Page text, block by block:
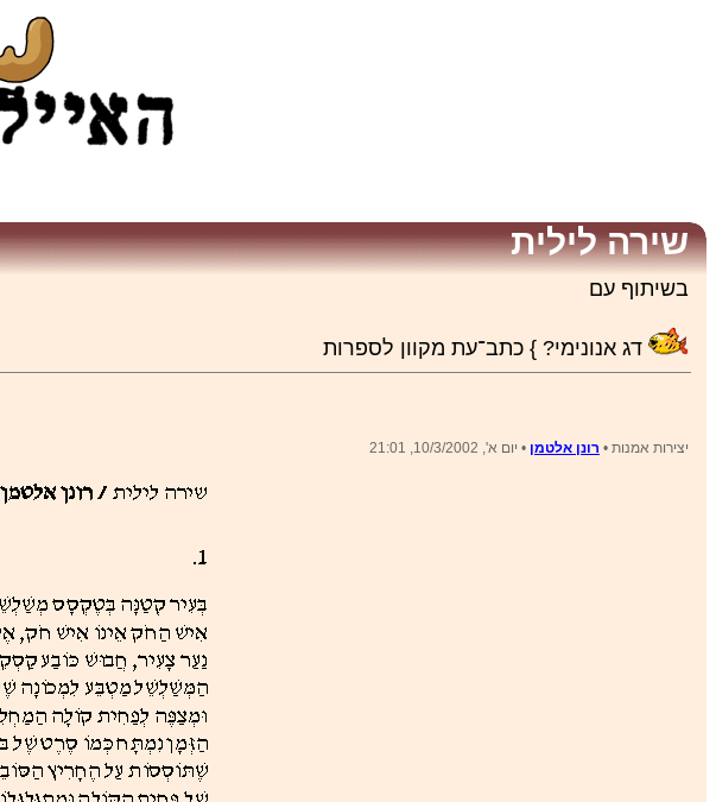
שירה לילית
בשיתוף עם
יצירות אמנות • רונן אלטמן • יום א', 10/3/2002, 21:01